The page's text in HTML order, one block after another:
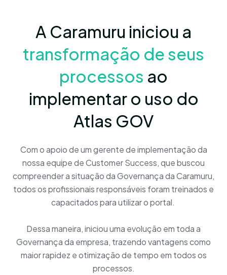
A Caramuru iniciou a
transformação de seus
processos ao
implementar o uso do
Atlas GOV
Com o apoio de um gerente de implementação da
nossa equipe de Customer Success, que buscou
compreender a situação da Governança da Caramuru,
todos os profissionais responsáveis foram treinados e
capacitados para utilizar o portal.
Dessa maneira, iniciou uma evolução em toda a
Governança da empresa, trazendo vantagens como
maior rapidez e otimização de tempo em todos os
processos.